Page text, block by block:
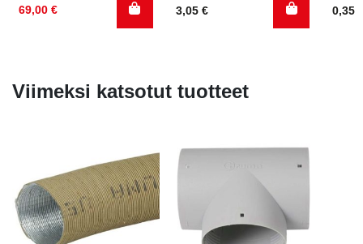
hinta
69,00 €
hinta
3,05 € 0,35
Viimeksi katsotut tuotteet